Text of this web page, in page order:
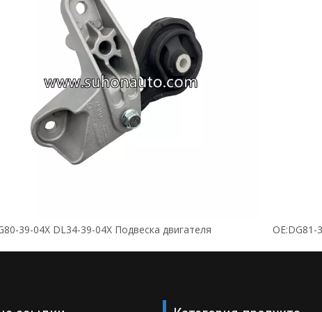
39-04X DL34-39-04X Подвеска двигателя OE:DG81-